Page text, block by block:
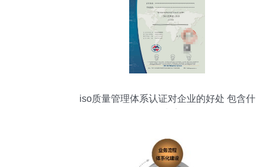
iso质量管理体系认证对企业的好处 包含什